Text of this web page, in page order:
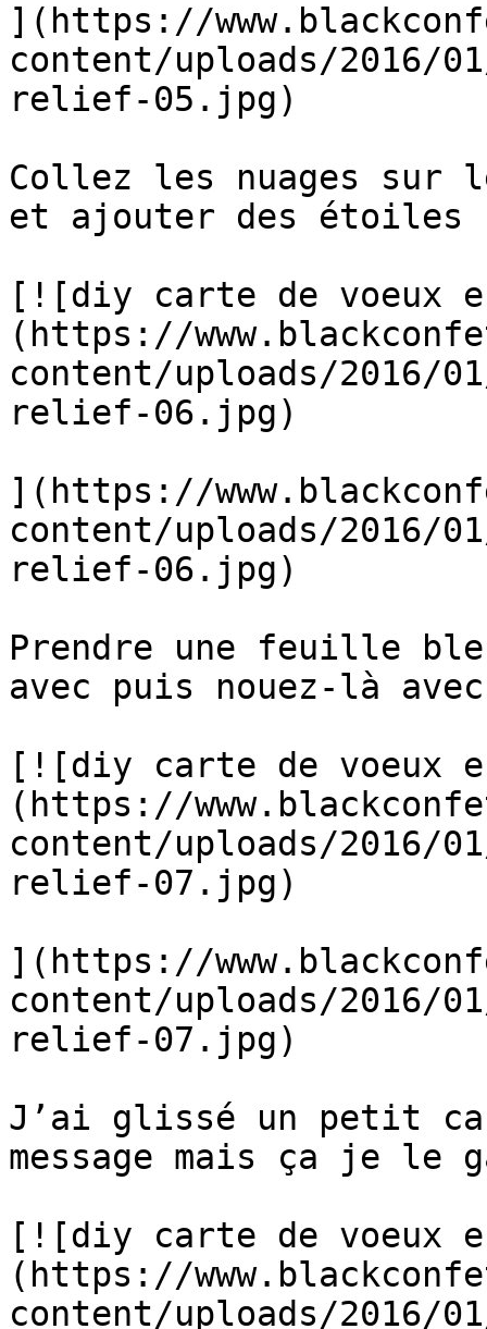
](https://
content/uploads/2016/
relief-05.jpg)
Collez les nuages sur
et ajouter des étoiles
[![diy carte de voeux
(https://
content/uploads/2016/
relief-06.jpg)
](https://
content/uploads/2016/
relief-06.jpg)
Prendre une feuille
avec puis nouez-là
[![diy carte de voeux
(https://
content/uploads/2016/
relief-07.jpg)
](https://
content/uploads/2016/
relief-07.jpg)
J’ai glissé un petit
message mais ça je le
[![diy carte de voeux
(https://
content/uploads/2016/